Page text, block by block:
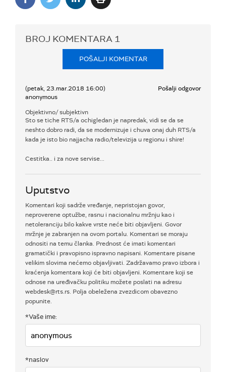
BROJ KOMENTARA 1
POŠALJI KOMENTAR
(petak, 23.mar.2018 16:00)
anonymous
Pošalji odgovor
Objektivno/ subjektivn
Sto se tiche RTS/a ochigledan je napredak, vidi se da se
neshto dobro radi, da se modernizuje i chuva onaj duh RTS/a
kada je isto bio najjacha radio/televizija u regionu i shire!
Cestitka.. i za nove servise...
Uputstvo
Komentari koji sadrže vređanje, nepristojan govor,
neproverene optužbe, rasnu i nacionalnu mržnju kao i
netoleranciju bilo kakve vrste neće biti objavljeni. Govor
mržnje je zabranjen na ovom portalu. Komentari se moraju
odnositi na temu članka. Prednost će imati komentari
gramatički i pravopisno ispravno napisani. Komentare pisane
velikim slovima nećemo objavljivati. Zadržavamo pravo izbora i
kraćenja komentara koji će biti objavljeni. Komentare koji se
odnose na uređivačku politiku možete poslati na adresu
webdesk@rts.rs. Polja obeležena zvezdicom obavezno
popunite.
*Vaše ime:
*naslov